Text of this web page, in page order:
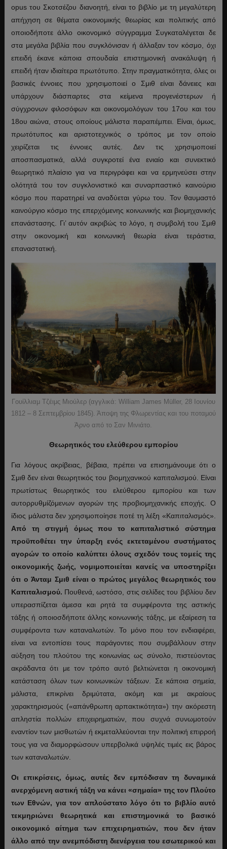
opus του Σκοτσέζου διανοητή, είναι το βιβλίο με τη μεγαλύτερη
απήχηση σε θέματα οικονομικής θεωρίας και πολιτικής από
οποιοδήποτε άλλο οικονομικό σύγγραμμα Συγκαταλέγεται δε
στα μεγάλα βιβλία που συγκλόνισαν ή άλλαξαν τον κόσμο, όχι
επειδή έκανε κάποια σπουδαία επιστημονική ανακάλυψη ή
επειδή ήταν ιδιαίτερα πρωτότυπο. Στην πραγματικότητα, όλες οι
βασικές έννοιες που χρησιμοποιεί ο Σμιθ είναι δάνειες και
υπάρχουν διάσπαρτες στα κείμενα προγενέστερων ή
σύγχρονων φιλοσόφων και οικονομολόγων του 17ου και του
18ου αιώνα, στους οποίους μάλιστα παραπέμπει. Είναι, όμως,
πρωτότυπος και αριστοτεχνικός ο τρόπος με τον οποίο
χειρίζεται τις έννοιες αυτές. Δεν τις χρησιμοποιεί
αποσπασματικά, αλλά συγκροτεί ένα ενιαίο και συνεκτικό
θεωρητικό πλαίσιο για να περιγράφει και να ερμηνεύσει στην
ολότητά του τον συγκλονιστικό και συναρπαστικό καινούριο
κόσμο που παρατηρεί να αναδύεται γύρω του. Τον θαυμαστό
καινούργιο κόσμο της επερχόμενης κοινωνικής και βιομηχανικής
επανάστασης. Γι’ αυτόν ακριβώς το λόγο, η συμβολή του Σμιθ
στην οικονομική και κοινωνική θεωρία είναι τεράστια,
επαναστατική.
Γουίλλιαμ Τζέιμς Μιούλερ (αγγλικά: William James Müller, 28 Ιουνίου
1812 – 8 Σεπτεμβρίου 1845). Άποψη της Φλωρεντίας και του ποταμού
Άρνο από το Σαν Μινιάτο.
Θεωρητικός του ελεύθερου εμπορίου
Για λόγους ακρίβειας, βέβαια, πρέπει να επισημάνουμε ότι ο
Σμιθ δεν είναι θεωρητικός του βιομηχανικού καπιταλισμού. Είναι
πρωτίστως θεωρητικός του ελεύθερου εμπορίου και των
αυτορρυθμίζόμενων αγορών της προβιομηχανικής εποχής. Ο
ίδιος μάλιστα δεν χρησιμοποίησε ποτέ τη λέξη «Καπιταλισμός».
Από τη στιγμή όμως που το καπιταλιστικό σύστημα
προϋποθέτει την ύπαρξη ενός εκτεταμένου συστήματος
αγορών το οποίο καλύπτει όλους σχεδόν τους τομείς της
οικονομικής ζωής, νομιμοποιείται κανείς να υποστηρίξει
ότι ο Άνταμ Σμιθ είναι ο πρώτος μεγάλος θεωρητικός του
Καπιταλισμού. Πουθενά, ωστόσο, στις σελίδες του βιβλίου δεν
υπερασπίζεται άμεσα και ρητά τα συμφέροντα της αστικής
τάξης ή οποιοσδήποτε άλλης κοινωνικής τάξης, με εξαίρεση τα
συμφέροντα των καταναλωτών. Το μόνο που τον ενδιαφέρει,
είναι να εντοπίσει τους παράγοντες που συμβάλλουν στην
αύξηση του πλούτου της κοινωνίας ως σύνολο, πιστεύοντας
ακράδαντα ότι με τον τρόπο αυτό βελτιώνεται η οικονομική
κατάσταση όλων των κοινωνικών τάξεων. Σε κάποια σημεία,
μάλιστα, επικρίνει δριμύτατα, ακόμη και με ακραίους
χαρακτηρισμούς («απάνθρωπη αρπακτικότητα») την ακόρεστη
απληστία πολλών επιχειρηματιών, που συχνά συνωμοτούν
εναντίον των μισθωτών ή εκμεταλλεύονται την πολιτική επιρροή
τους για να διαμορφώσουν υπερβολικά υψηλές τιμές εις βάρος
των καταναλωτών.
Οι επικρίσεις, όμως, αυτές δεν εμπόδισαν τη δυναμικά
ανερχόμενη αστική τάξη να κάνει «σημαία» της τον Πλούτο
των Εθνών, για τον απλούστατο λόγο ότι το βιβλίο αυτό
τεκμηριώνει θεωρητικά και επιστημονικά το βασικό
οικονομικό αίτημα των επιχειρηματιών, που δεν ήταν
άλλο από την ανεμπόδιστη διενέργεια του εσωτερικού και